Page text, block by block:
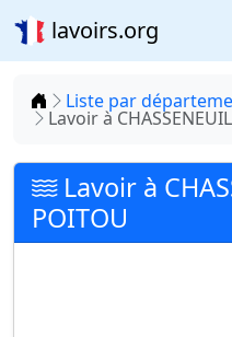
lavoirs.org
Accueil
Liste par
Lavoir à
Lavoir à
POITOU